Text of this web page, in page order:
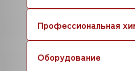
Профессиональная
Оборудование